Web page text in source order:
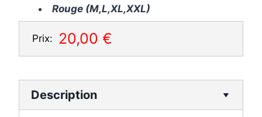
Rouge (M,L,XL,XXL)
Prix: 20,00 €
Description